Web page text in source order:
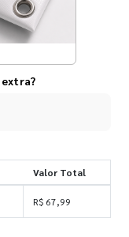
Valor Total
R$ 67,99